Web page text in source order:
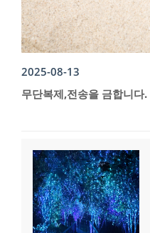
2025-08-13
무단복제,전송을 금합니다.